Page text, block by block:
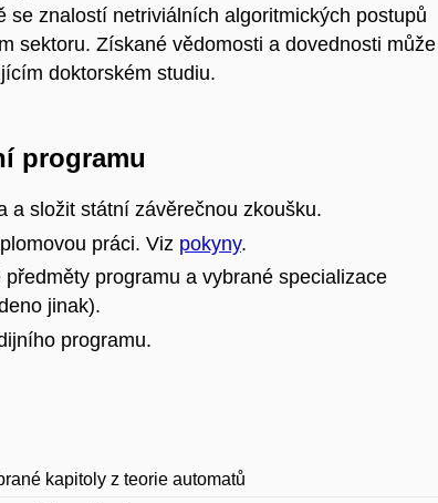
znalostí netriviálních algoritmických postupů
sektoru. Získané vědomosti a dovednosti může
doktorském studiu.
programu
a složit státní závěrečnou zkoušku.
práci. Viz pokyny.
programu a vybrané specializace
jinak).
programu.
kapitoly z teorie automatů